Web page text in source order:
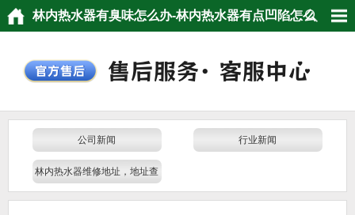
林内热水器有臭味怎么办-林内热水器有点凹陷怎么
公司新闻 行业新闻
林内热水器维修地址，地址查